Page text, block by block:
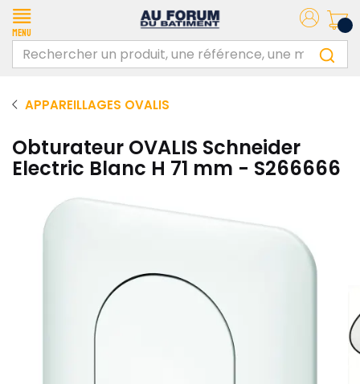
Menu
APPAREILLAGES OVALIS
Obturateur OVALIS Schneider
Electric Blanc H 71 mm - S266666